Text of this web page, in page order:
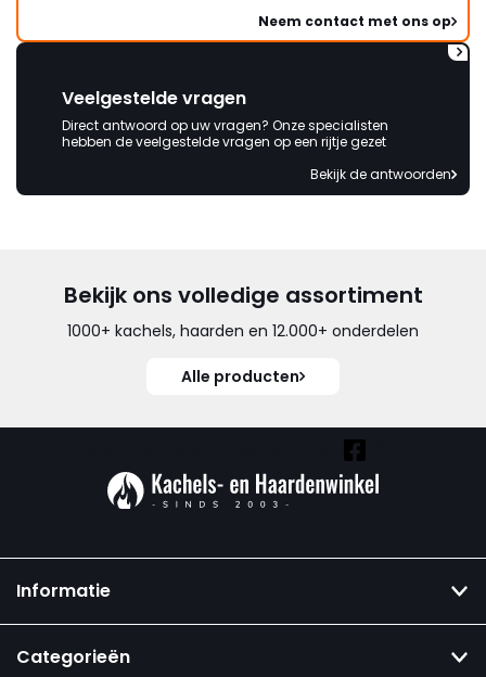
Neem contact met ons op
Veelgestelde vragen
Direct antwoord op uw vragen? Onze specialisten
hebben de veelgestelde vragen op een rijtje gezet
Bekijk de antwoorden
Bekijk ons volledige assortiment
1000+ kachels, haarden en 12.000+ onderdelen
Alle producten
Informatie
Categorieën